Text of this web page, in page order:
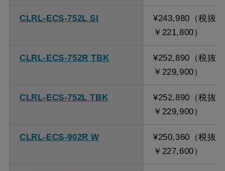
CLRL-ECS-752L SI
¥243,980（税抜
￥221,800）
CLRL-ECS-752R TBK
¥252,890（税抜
￥229,900）
CLRL-ECS-752L TBK
¥252,890（税抜
￥229,900）
CLRL-ECS-902R W
¥250,360（税抜
￥227,600）